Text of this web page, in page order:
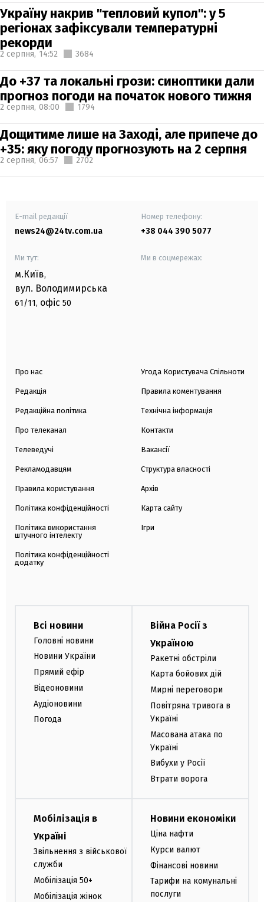
Україну накрив "тепловий купол": у 5
регіонах зафіксували температурні
рекорди
2 серпня, 14:52 3684
До +37 та локальні грози: синоптики дали
прогноз погоди на початок нового тижня
2 серпня, 08:00 1794
Дощитиме лише на Заході, але припече до
+35: яку погоду прогнозують на 2 серпня
2 серпня, 06:57 2702
E-mail редакції
news24@24tv.com.ua
Номер телефону:
+38 044 390 5077
Ми тут:
м.Київ,
вул. Володимирська
61/11, офіс 50
Ми в соцмережах:
Про нас
Редакція
Редакційна політика
Про телеканал
Телеведучі
Рекламодавцям
Правила користування
Політика конфіденційності
Політика використання
штучного інтелекту
Політика конфіденційності
додатку
Угода Користувача Спільноти
Правила коментування
Технічна інформація
Контакти
Вакансії
Структура власності
Архів
Карта сайту
Ігри
Всі новини
Головні новини
Новини України
Прямий ефір
Відеоновини
Аудіоновини
Погода
Війна Росії з
Україною
Ракетні обстріли
Карта бойових дій
Мирні переговори
Повітряна тривога в
Україні
Масована атака по
Україні
Вибухи у Росії
Втрати ворога
Мобілізація в
Україні
Звільнення з військової
служби
Мобілізація 50+
Мобілізація жінок
Новини економіки
Ціна нафти
Курси валют
Фінансові новини
Тарифи на комунальні
послуги